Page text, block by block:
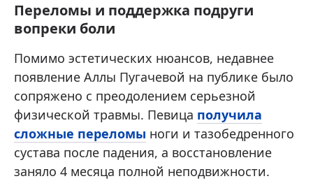
Переломы и поддержка подруги
вопреки боли
Помимо эстетических нюансов, недавнее
появление Аллы Пугачевой на публике было
сопряжено с преодолением серьезной
физической травмы. Певица получила
сложные переломы ноги и тазобедренного
сустава после падения, а восстановление
заняло 4 месяца полной неподвижности.